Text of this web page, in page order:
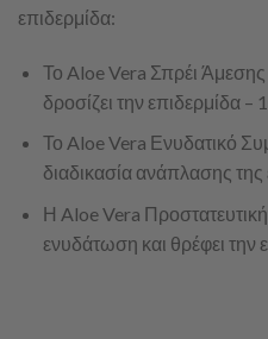
επιδερμίδα:
Το Aloe Vera Σπρέι
δροσίζει την επιδερμίδα –
Το Aloe Vera Ενυδατικό
διαδικασία ανάπλασης
Η Aloe Vera
ενυδάτωση και θρέφει την